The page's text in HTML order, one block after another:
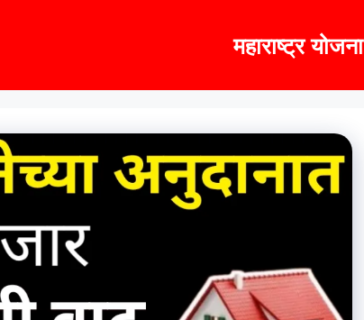
महाराष्ट्र योजना